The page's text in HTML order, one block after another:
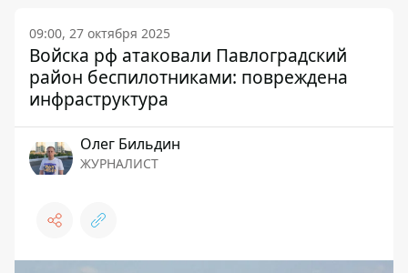
09:00, 27 октября 2025
Войска рф атаковали Павлоградский
район беспилотниками: повреждена
инфраструктура
Олег Бильдин
ЖУРНАЛИСТ